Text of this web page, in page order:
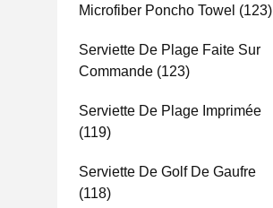
Microfiber Poncho Towel (123)
Serviette De Plage Faite Sur
Commande (123)
Serviette De Plage Imprimée
(119)
Serviette De Golf De Gaufre
(118)